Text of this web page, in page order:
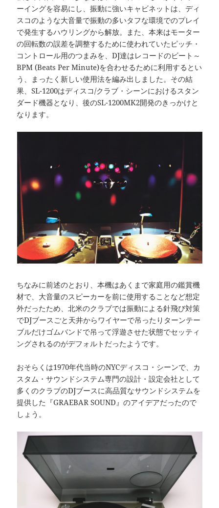
ーイングを容易にし、振動に強いキャビネットは、ディ
スコのような大音量で振動の多いタフな環境でのプレイ
で発生するハウリングから解放。また、本来はモーター
の回転数の誤差を調整するために使われていたピッチ・
コントロール用のつまみを、DJ達はレコードのビート～
BPM (Beats Per Minute)を合わせるために利用するとい
う、まったく新しい使用法を編み出しました。その結
果、SL-1200はディスコ/クラブ・シーンにおけるスタン
ダード機器となり、後のSL-1200MK2開発のきっかけと
なります。
ちなみに前述のとおり、本機はあくまで家庭用の鑑賞機
材で、大音量のスピーカーを前に使用することなど想定
外だったため、北米のクラブでは振動による針飛び対策
でDJブースごと天井からワイヤーで吊ったりターンテー
ブルだけゴムバンドで吊って浮遊させた状態でセッティ
ングされるのがデフォルトだったようです。
おそらくは1970年代当時のNYCディスコ・シーンで、カ
スタム・サウンドシステム専門の設計・設定会社として
多くのクラブのDJブースに高品質なサウンドシステムを
提供した『GRAEBAR SOUND』のアイデアだったので
しょう。